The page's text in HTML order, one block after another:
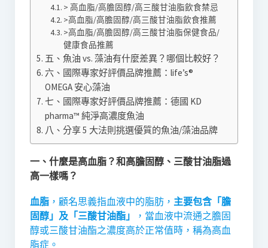
> 高血脂/高膽固醇/高三酸甘油脂飲食禁忌
>高血脂/高膽固醇/高三酸甘油脂飲食推薦
>高血脂/高膽固醇/高三酸甘油脂保健食品/
健康食品推薦
五、魚油 vs. 藻油有什麼差異？哪個比較好？
六、國際專家好評價品牌推薦：life’s®
OMEGA 安心藻油
七、國際專家好評價品牌推薦：德國 KD
pharma™️ 純淨高濃度魚油
八、分享 5 大法則挑選優質的魚油/藻油品牌
一、什麼是高血脂？和高膽固醇、三酸甘油脂過
高一樣嗎？
血脂，顧名思義指血液中的脂肪， 主要包含「膽
固醇」及「三酸甘油酯」
，當血液中流通之膽固
醇或三酸甘油酯之濃度高於正常值時，稱為高血
脂症。